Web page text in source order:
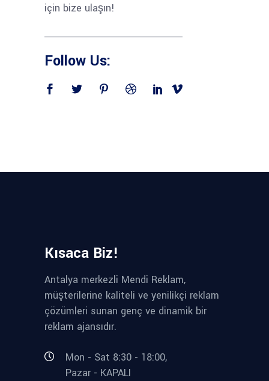
için bize ulaşın!
Follow Us:
Kısaca Biz!
Antalya merkezli Mendi Reklam,
müşterilerine kaliteli ve yenilikçi reklam
çözümleri sunan genç ve dinamik bir
reklam ajansıdır.
Mon - Sat 8:30 - 18:00,
Pazar - KAPALI